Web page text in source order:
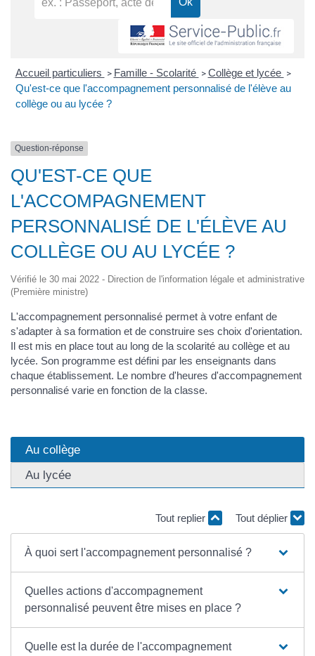
Accueil particuliers > Famille - Scolarité > Collège et lycée >
Qu'est-ce que l'accompagnement personnalisé de l'élève au
collège ou au lycée ?
Question-réponse
QU'EST-CE QUE
L'ACCOMPAGNEMENT
PERSONNALISÉ DE L'ÉLÈVE AU
COLLÈGE OU AU LYCÉE ?
Vérifié le 30 mai 2022 - Direction de l'information légale et administrative
(Première ministre)
L'accompagnement personnalisé permet à votre enfant de
s'adapter à sa formation et de construire ses choix d'orientation.
Il est mis en place tout au long de la scolarité au collège et au
lycée. Son programme est défini par les enseignants dans
chaque établissement. Le nombre d'heures d'accompagnement
personnalisé varie en fonction de la classe.
Au collège
Au lycée
Tout replier Tout déplier
À quoi sert l'accompagnement personnalisé ?
Quelles actions d'accompagnement
personnalisé peuvent être mises en place ?
Quelle est la durée de l'accompagnement